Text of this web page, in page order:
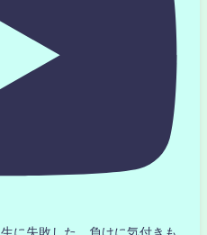
に失敗した。負けに気付きも